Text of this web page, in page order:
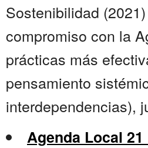
Sostenibilidad
compromiso con la
prácticas más
pensamiento
interdependencias),
Agenda Local